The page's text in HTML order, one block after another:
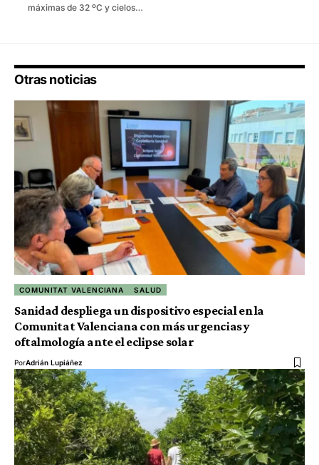
máximas de 32 ºC y cielos…
Otras noticias
COMUNITAT VALENCIANA SALUD
Sanidad despliega un dispositivo especial en la
Comunitat Valenciana con más urgencias y
oftalmología ante el eclipse solar
PorAdrián Lupiáñez